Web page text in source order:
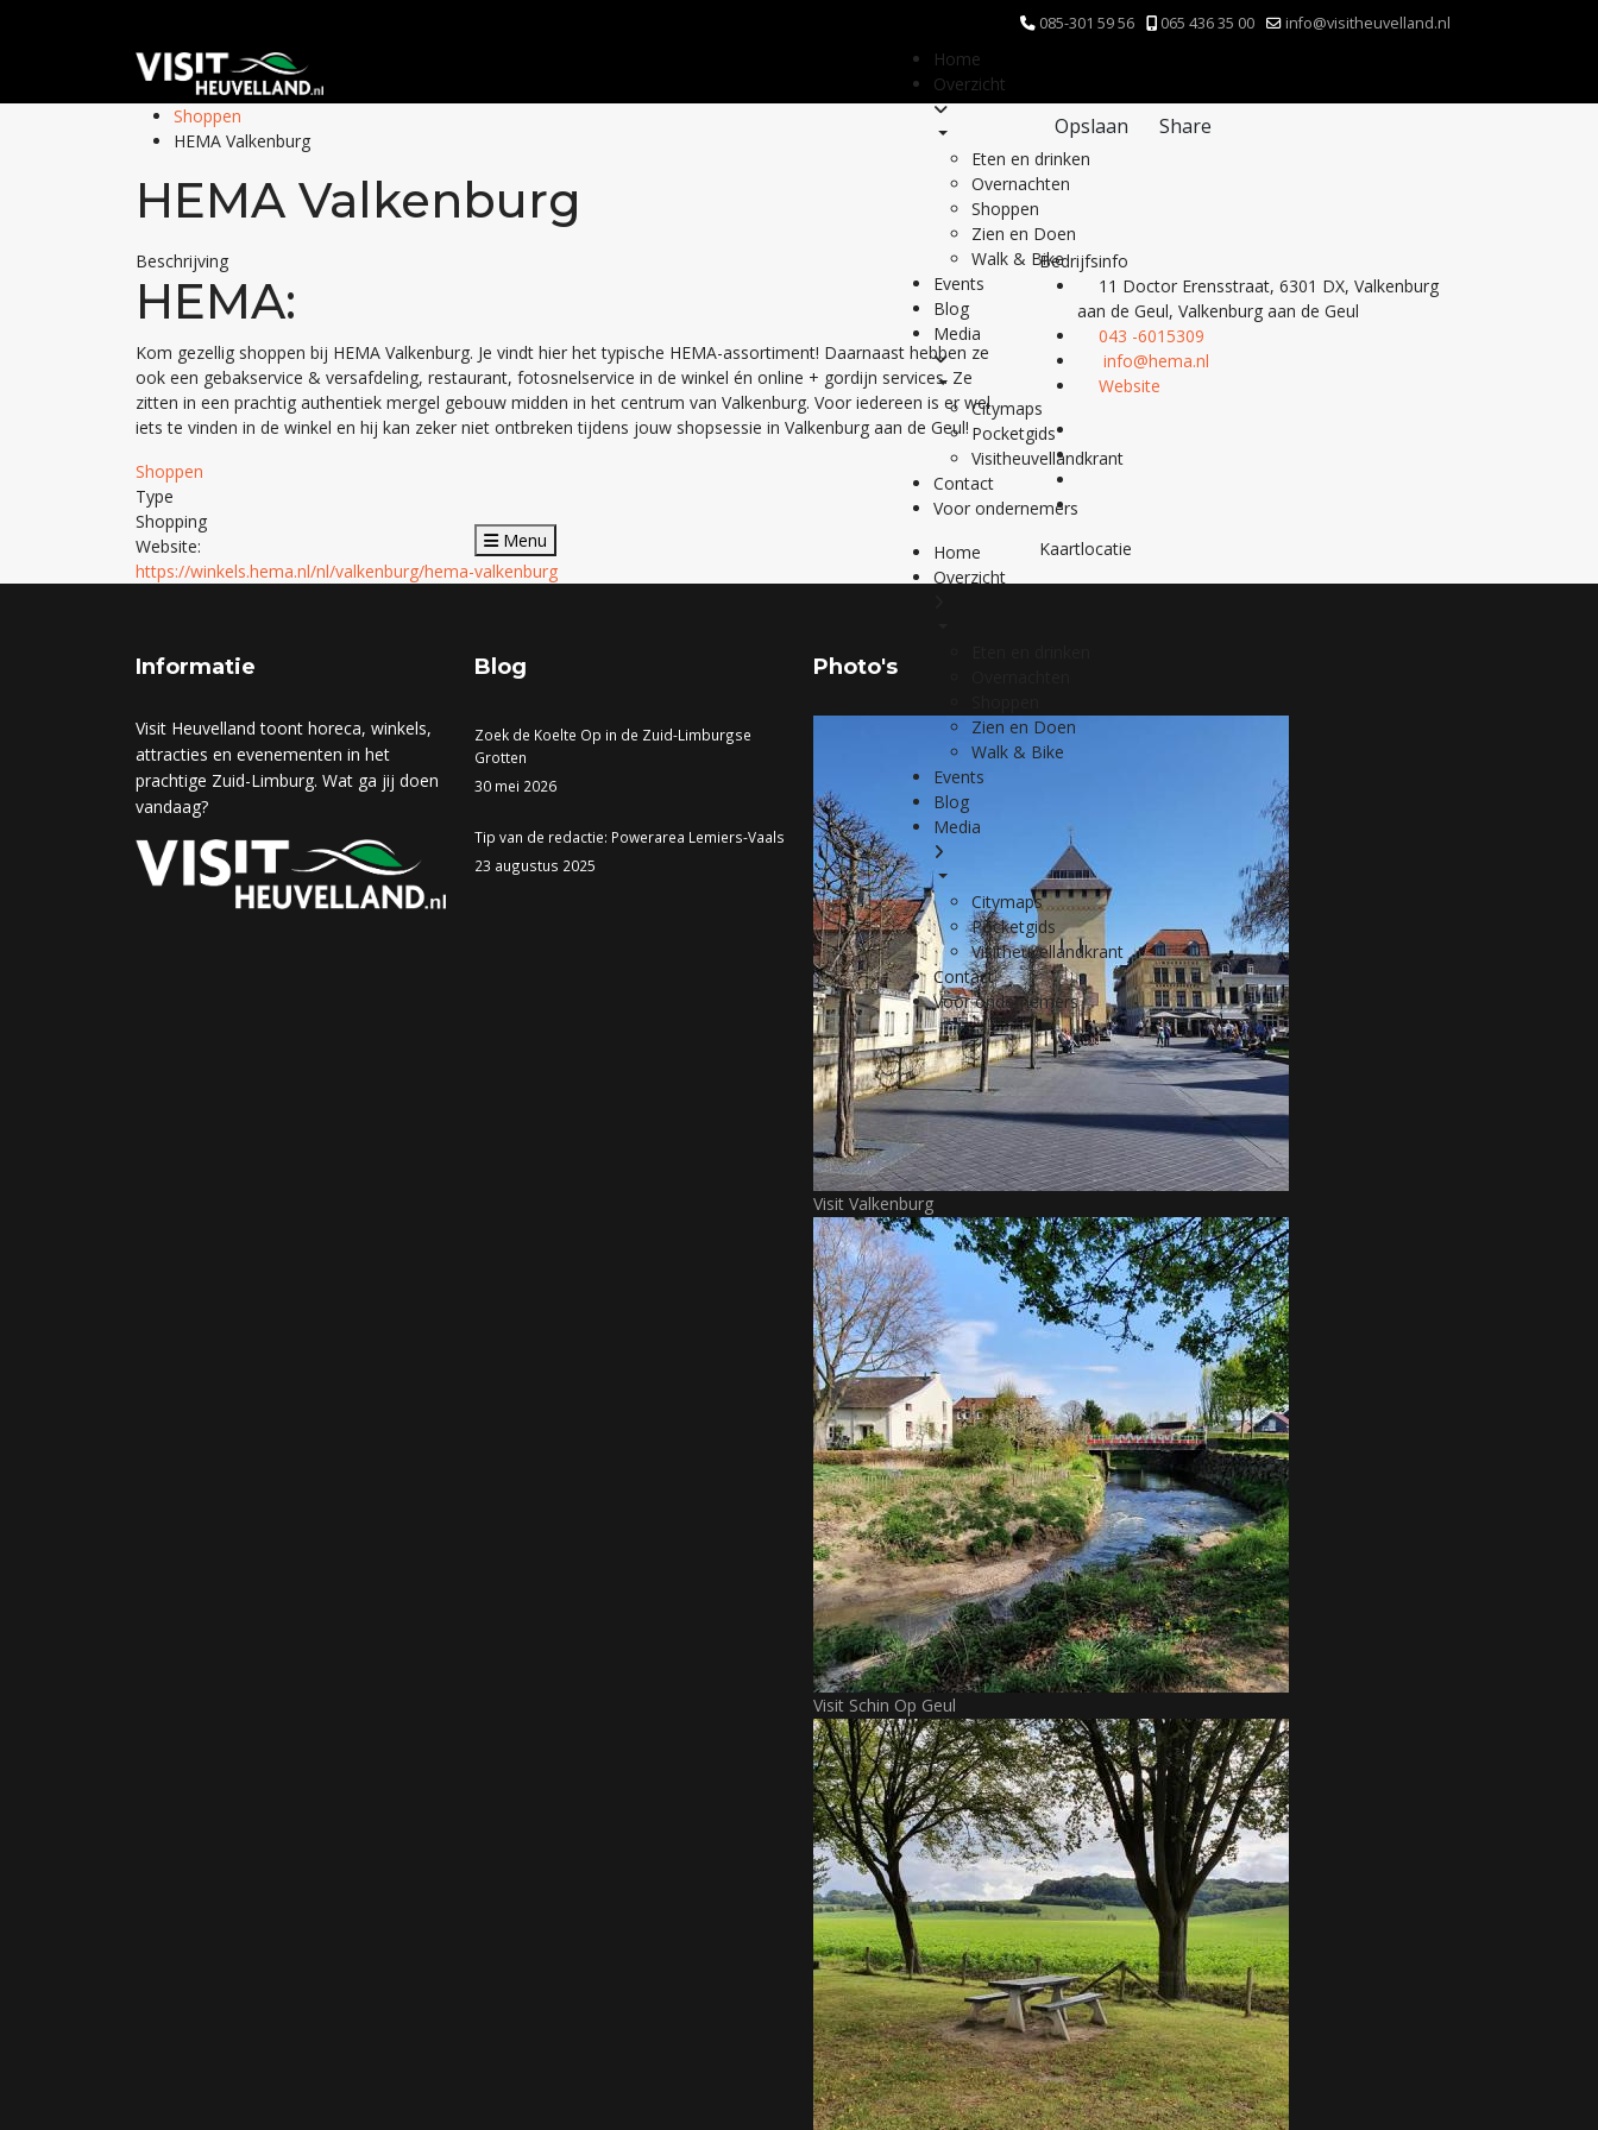
085-301 59 56 065 436 35 00 info@visitheuvelland.nl
Menu
Home
Overzicht
Eten en drinken
Overnachten
Shoppen
Zien en Doen
Walk & Bike
Events
Blog
Media
Citymaps
Pocketgids
Visitheuvellandkrant
Contact
Voor ondernemers
Home
Overzicht
Zien en Doen
Walk & Bike
Events
Blog
Media
Citymaps
Pocketgids
Visitheuvellandkrant
Contact
Voor ondernemers
Shoppen
HEMA Valkenburg
HEMA Valkenburg
Opslaan Share
Beschrijving
HEMA:
Kom gezellig shoppen bij HEMA Valkenburg. Je vindt hier het typische HEMA-assortiment! Daarnaast hebben ze
ook een gebakservice & versafdeling, restaurant, fotosnelservice in de winkel én online + gordijn services. Ze
zitten in een prachtig authentiek mergel gebouw midden in het centrum van Valkenburg. Voor iedereen is er wel
iets te vinden in de winkel en hij kan zeker niet ontbreken tijdens jouw shopsessie in Valkenburg aan de Geul!
Shoppen
Type
Shopping
Website:
https://winkels.hema.nl/nl/valkenburg/hema-valkenburg
Bedrijfsinfo
11 Doctor Erensstraat, 6301 DX, Valkenburg
aan de Geul, Valkenburg aan de Geul
043 -6015309
info@hema.nl
Website
Kaartlocatie
Informatie
Visit Heuvelland toont horeca, winkels,
attracties en evenementen in het
prachtige Zuid-Limburg. Wat ga jij doen
vandaag?
Blog
Zoek de Koelte Op in de Zuid-Limburgse
Grotten
30 mei 2026
Tip van de redactie: Powerarea Lemiers-Vaals
23 augustus 2025
Photo's
Visit Valkenburg
Visit Schin Op Geul